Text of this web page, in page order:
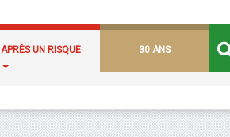
APRÈS UN RISQUE 30 ANS